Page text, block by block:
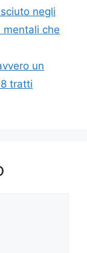
negli
che
un
tratti